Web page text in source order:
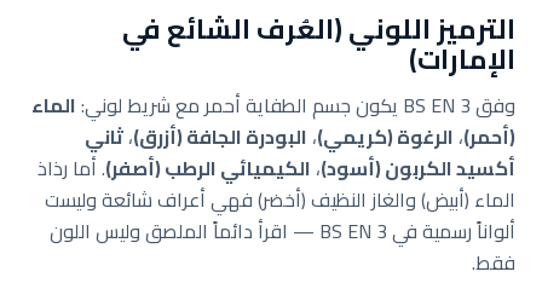
الترميز اللوني (العُرف الشائع في
الإمارات)
وفق BS EN 3 يكون جسم الطفاية أحمر مع شريط لوني:
الماء
(أحمر)، الرغوة (كريمي)، البودرة الجافة (أزرق)،ثاني
أكسيد الكربون (أسود)، الكيميائي الرطب (أصفر). أما رذاذ
الماء (أبيض) والغاز النظيف (أخضر) فهي أعراف شائعة وليست
ألواناً رسمية في BS EN 3 — اقرأ دائماً الملصق وليس اللون
فقط.